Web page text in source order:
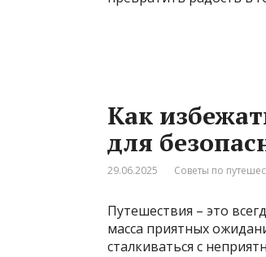
Как
для
29.06.2025 Советы по
Путешествия – это
масса приятных
сталкиваться с